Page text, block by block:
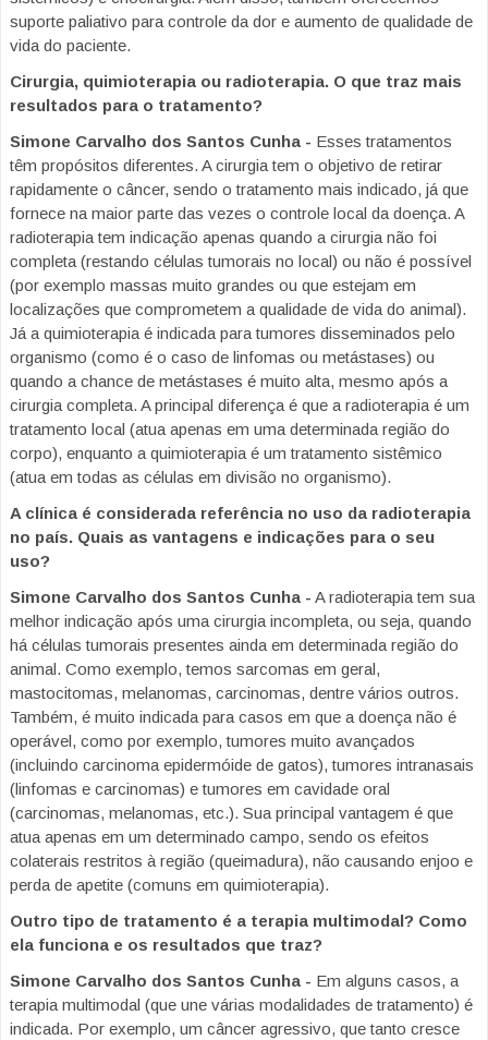
suporte paliativo para controle da dor e aumento de qualidade de
vida do paciente.
Cirurgia, quimioterapia ou radioterapia. O que traz mais
resultados para o tratamento?
Simone Carvalho dos Santos Cunha - Esses tratamentos
têm propósitos diferentes. A cirurgia tem o objetivo de retirar
rapidamente o câncer, sendo o tratamento mais indicado, já que
fornece na maior parte das vezes o controle local da doença. A
radioterapia tem indicação apenas quando a cirurgia não foi
completa (restando células tumorais no local) ou não é possível
(por exemplo massas muito grandes ou que estejam em
localizações que comprometem a qualidade de vida do animal).
Já a quimioterapia é indicada para tumores disseminados pelo
organismo (como é o caso de linfomas ou metástases) ou
quando a chance de metástases é muito alta, mesmo após a
cirurgia completa. A principal diferença é que a radioterapia é um
tratamento local (atua apenas em uma determinada região do
corpo), enquanto a quimioterapia é um tratamento sistêmico
(atua em todas as células em divisão no organismo).
A clínica é considerada referência no uso da radioterapia
no país. Quais as vantagens e indicações para o seu
uso?
Simone Carvalho dos Santos Cunha - A radioterapia tem sua
melhor indicação após uma cirurgia incompleta, ou seja, quando
há células tumorais presentes ainda em determinada região do
animal. Como exemplo, temos sarcomas em geral,
mastocitomas, melanomas, carcinomas, dentre vários outros.
Também, é muito indicada para casos em que a doença não é
operável, como por exemplo, tumores muito avançados
(incluindo carcinoma epidermóide de gatos), tumores intranasais
(linfomas e carcinomas) e tumores em cavidade oral
(carcinomas, melanomas, etc.). Sua principal vantagem é que
atua apenas em um determinado campo, sendo os efeitos
colaterais restritos à região (queimadura), não causando enjoo e
perda de apetite (comuns em quimioterapia).
Outro tipo de tratamento é a terapia multimodal? Como
ela funciona e os resultados que traz?
Simone Carvalho dos Santos Cunha - Em alguns casos, a
terapia multimodal (que une várias modalidades de tratamento) é
indicada. Por exemplo, um câncer agressivo, que tanto cresce